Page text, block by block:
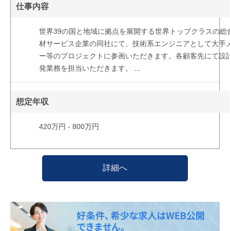
仕事内容
世界39の国と地域に拠点を展開する世界トップクラスの総
材サービス企業の同社にて、技術系エンジニアとして大手
ー等のプロジェクトに参画いただきます。各顧客先にて設
発業務を担当いただきます。
想定年収
420万円 - 800万円
詳細へ